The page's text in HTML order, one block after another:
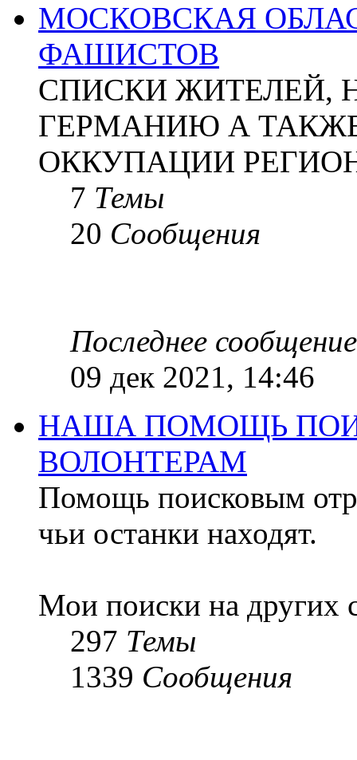
МОСКОВСКАЯ
ФАШИСТОВ
СПИСКИ ЖИТЕЛЕЙ,
ГЕРМАНИЮ А
ОККУПАЦИИ
7 Темы
20 Сообщения
Последнее сообщение
09 дек 2021, 14:46
НАША ПОМОЩЬ
ВОЛОНТЕРАМ
Помощь поисковым
чьи останки находят.
Мои поиски на других
297 Темы
1339 Сообщения